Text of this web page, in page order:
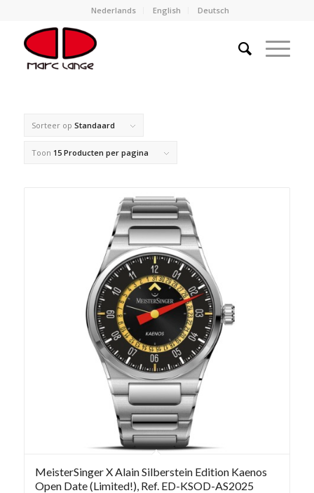
Nederlands English Deutsch
Sorteer op Standaard
Toon 15 Producten per pagina
MeisterSinger X Alain Silberstein Edition Kaenos
Open Date (Limited!), Ref. ED-KSOD-AS2025